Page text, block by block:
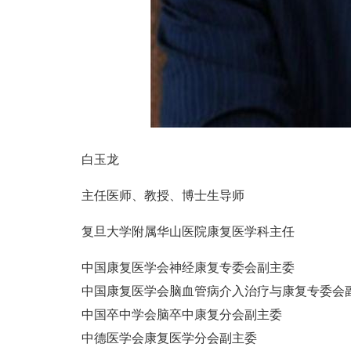
白玉龙
主任医师、教授、博士生导师
复旦大学附属华山医院康复医学科主任
中国康复医学会神经康复专委会副主委
中国康复医学会脑血管病介入治疗与康复专委会
中国卒中学会脑卒中康复分会副主委
中德医学会康复医学分会副主委